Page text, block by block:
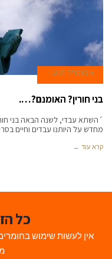
6 באפריל 2017
בני חורין? האומנם?….
´השתא עבדי, לשנה הבאה בני
מחדש על היותנו עבדים וחיים
קרא עוד ←
כל
אין לעשות שימוש